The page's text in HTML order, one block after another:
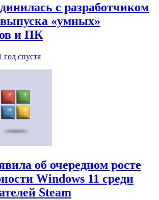
с разработчиком
«умных»
и ПК
год спустя
об очередном росте
Windows 11 среди
Steam